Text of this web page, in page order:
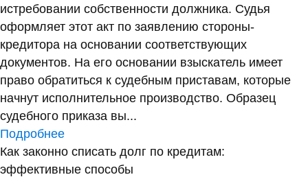
истребовании собственности должника. Судья
оформляет этот акт по заявлению стороны-
кредитора на основании соответствующих
документов. На его основании взыскатель имеет
право обратиться к судебным приставам, которые
начнут исполнительное производство. Образец
судебного приказа вы...
Подробнее
Как законно списать долг по кредитам:
эффективные способы